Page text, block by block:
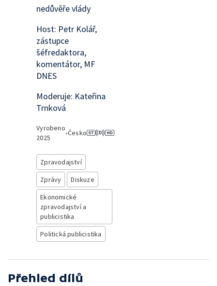
nedůvěře vlády
Host: Petr Kolář,
zástupce
šéfredaktora,
komentátor, MF
DNES
Moderuje: Kateřina
Trnková
Vyrobeno
2025
•Česko
Zpravodajství
Zprávy
Diskuze
Ekonomické
zpravodajství a
publicistika
Politická publicistika
Přehled dílů